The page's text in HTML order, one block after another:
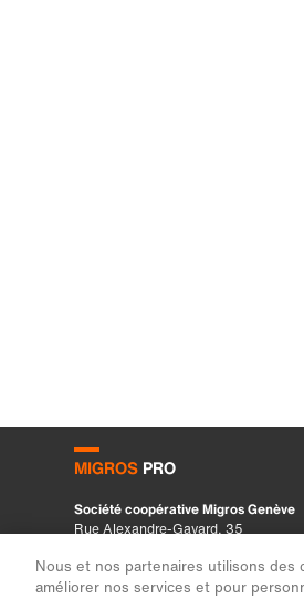
Nous et nos partenaires utilisons
améliorer nos services et pour